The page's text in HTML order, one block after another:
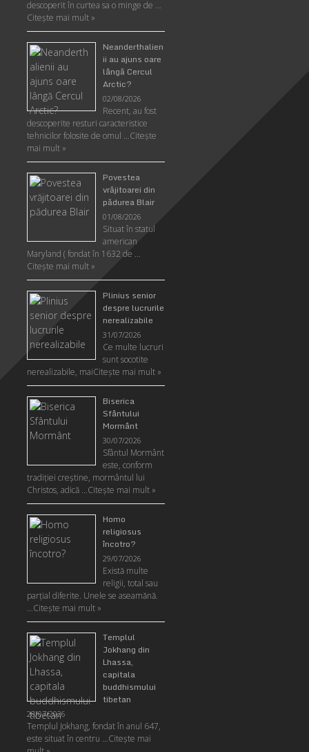
descoperit în curtea sa o minge de …
Citeşte mai mult »
Neanderthalien
ii au ajuns oare
lângă Cercul
Arctic?
02/08/2026
Recent, au fost
descoperite resturi caracteristice
tehnicilor folosite de omul …Citeşte
mai mult »
Povestea
vrăjitoarei din
pădurea Blair
01/08/2026
Situat în statul
american
Maryland ( fondat în 1632 de …
Citeşte mai mult »
Plinius senior
despre lucrurile
nerealizabile
31/07/2026
Ce multe lucruri
sunt socotite
nerealizabile, maiCiteşte mai mult »
Biserica
Sfântului
Mormânt
30/07/2026
Sfântul Mormânt
este, conform
tradiţiei creştine, mormântul lui
Christos, adică …Citeşte mai mult »
Homo
religiosus
încotro?
29/07/2026
Există multe
religii, total sau
parţial diferite. Unele se aseamănă.
…Citeşte mai mult »
Templul
Jokhang din
Lhassa,
capitala
buddhismului
tibetan
28/07/2026
Templul Jokhang, fondat în anul 647,
este situat în centru …Citeşte mai